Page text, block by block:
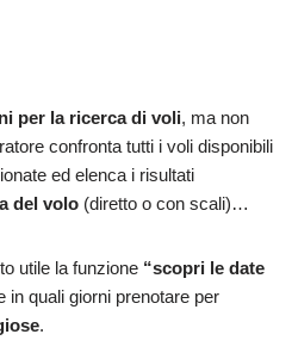
per la ricerca di voli, ma non
confronta tutti i voli disponibili
ed elenca i risultati
del volo (diretto o con scali)…
utile la funzione “scopri le date
in quali giorni prenotare per
.